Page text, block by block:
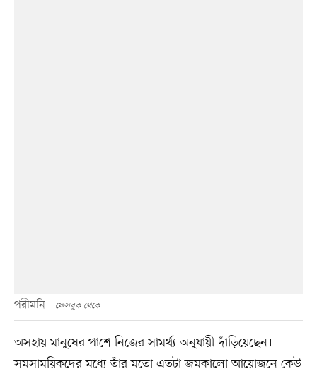
পরীমনি ফেসবুক থেকে
অসহায় মানুষের পাশে নিজের সামর্থ্য অনুযায়ী দাঁড়িয়েছেন।
সমসাময়িকদের মধ্যে তাঁর মতো এতটা জমকালো আয়োজনে কেউ